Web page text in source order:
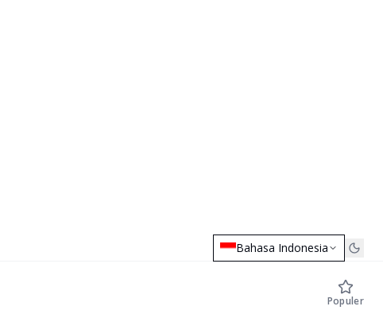
Bahasa Indonesia
Populer